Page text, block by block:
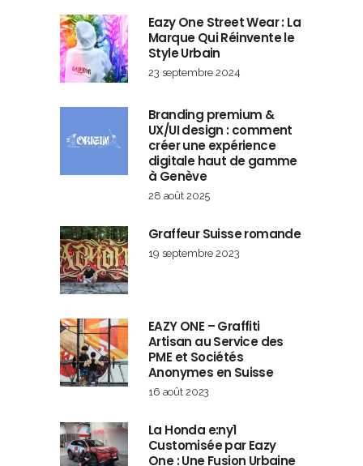
Eazy One Street Wear : La
Marque Qui Réinvente le
Style Urbain
23 septembre 2024
Branding premium &
UX/UI design : comment
créer une expérience
digitale haut de gamme
à Genève
28 août 2025
Graffeur Suisse romande
19 septembre 2023
EAZY ONE – Graffiti
Artisan au Service des
PME et Sociétés
Anonymes en Suisse
16 août 2023
La Honda e:ny1
Customisée par Eazy
One : Une Fusion Urbaine